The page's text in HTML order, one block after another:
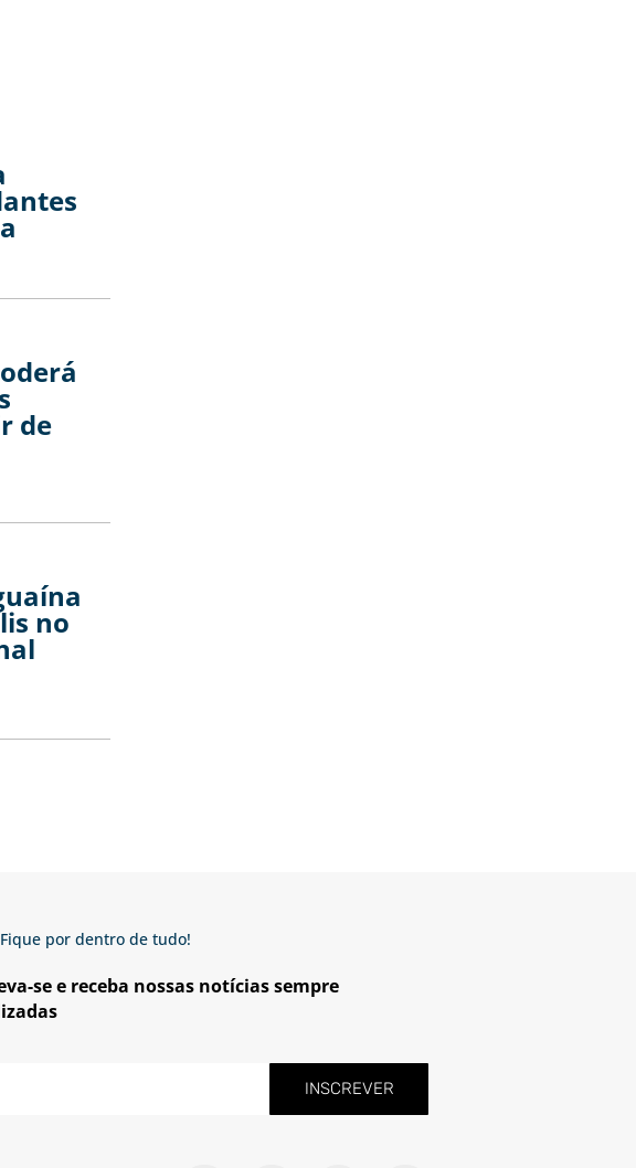
de
no
Fique por dentro de tudo!
se e receba nossas notícias sempre
INSCREVER